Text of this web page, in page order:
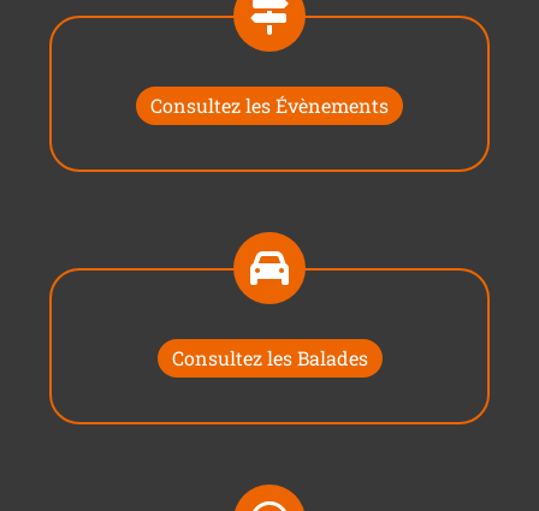
Consultez les Évènements
Consultez les Balades